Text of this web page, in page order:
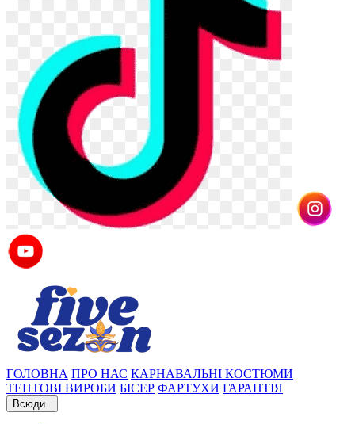
ГОЛОВНА ПРО НАС КАРНАВАЛЬНІ КОСТЮМИ
ТЕНТОВІ ВИРОБИ БІСЕР ФАРТУХИ ГАРАНТІЯ
Всюди